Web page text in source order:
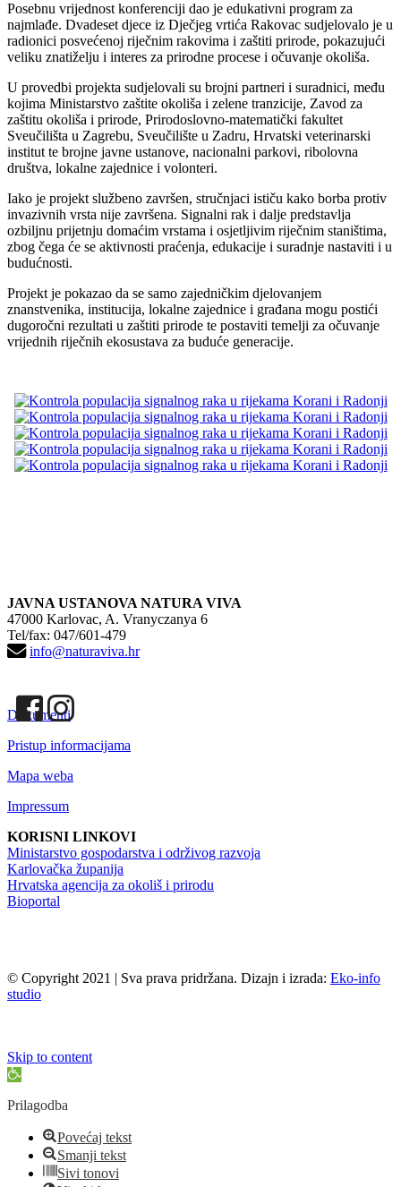
Posebnu vrijednost konferenciji dao je edukativni program za
najmlađe. Dvadeset djece iz Dječjeg vrtića Rakovac sudjelovalo je u
radionici posvećenoj riječnim rakovima i zaštiti prirode, pokazujući
veliku znatiželju i interes za prirodne procese i očuvanje okoliša.
U provedbi projekta sudjelovali su brojni partneri i suradnici, među
kojima Ministarstvo zaštite okoliša i zelene tranzicije, Zavod za
zaštitu okoliša i prirode, Prirodoslovno-matematički fakultet
Sveučilišta u Zagrebu, Sveučilište u Zadru, Hrvatski veterinarski
institut te brojne javne ustanove, nacionalni parkovi, ribolovna
društva, lokalne zajednice i volonteri.
Iako je projekt službeno završen, stručnjaci ističu kako borba protiv
invazivnih vrsta nije završena. Signalni rak i dalje predstavlja
ozbiljnu prijetnju domaćim vrstama i osjetljivim riječnim staništima,
zbog čega će se aktivnosti praćenja, edukacije i suradnje nastaviti i u
budućnosti.
Projekt je pokazao da se samo zajedničkim djelovanjem
znanstvenika, institucija, lokalne zajednice i građana mogu postići
dugoročni rezultati u zaštiti prirode te postaviti temelji za očuvanje
vrijednih riječnih ekosustava za buduće generacije.
JAVNA USTANOVA NATURA VIVA
47000 Karlovac, A. Vranyczanya 6
Tel/fax: 047/601-479
info@naturaviva.hr
Dokumenti
Pristup informacijama
Mapa weba
Impressum
KORISNI LINKOVI
Ministarstvo gospodarstva i održivog razvoja
Karlovačka županija
Hrvatska agencija za okoliš i prirodu
Bioportal
© Copyright 2021 | Sva prava pridržana. Dizajn i izrada: Eko-info
studio
Skip to content
Open
Prilagodba
Povećaj tekst
Smanji tekst
Sivi tonovi